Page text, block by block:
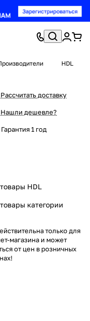
HDL
Рассчитать доставку
Нашли дешевле?
Гарантия 1 год
HDL
категории
только для
магазина и может
от цен в розничных